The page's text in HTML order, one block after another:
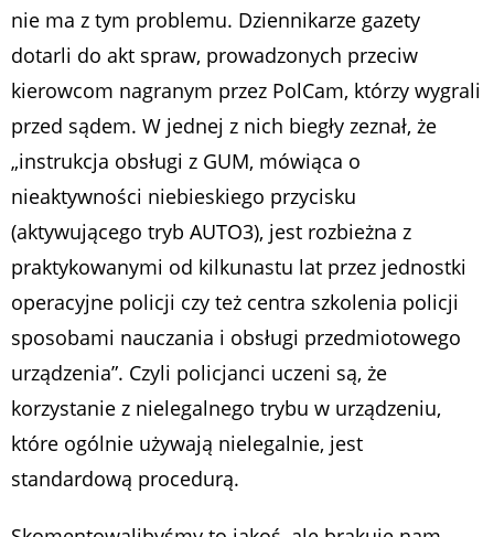
nie ma z tym problemu. Dziennikarze gazety
dotarli do akt spraw, prowadzonych przeciw
kierowcom nagranym przez PolCam, którzy wygrali
przed sądem. W jednej z nich biegły zeznał, że
„instrukcja obsługi z GUM, mówiąca o
nieaktywności niebieskiego przycisku
(aktywującego tryb AUTO3), jest rozbieżna z
praktykowanymi od kilkunastu lat przez jednostki
operacyjne policji czy też centra szkolenia policji
sposobami nauczania i obsługi przedmiotowego
urządzenia”. Czyli policjanci uczeni są, że
korzystanie z nielegalnego trybu w urządzeniu,
które ogólnie używają nielegalnie, jest
standardową procedurą.